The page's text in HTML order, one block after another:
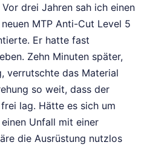
drei Jahren sah ich einen
MTP Anti-Cut Level 5
Er hatte fast
Zehn Minuten später,
verrutschte das Material
so weit, dass der
lag. Hätte es sich um
Unfall mit einer
die Ausrüstung nutzlos